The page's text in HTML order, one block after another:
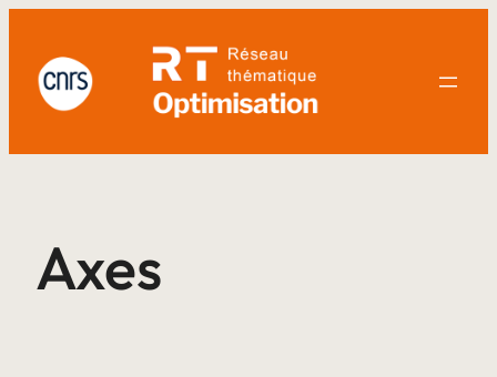
contenu
Axes